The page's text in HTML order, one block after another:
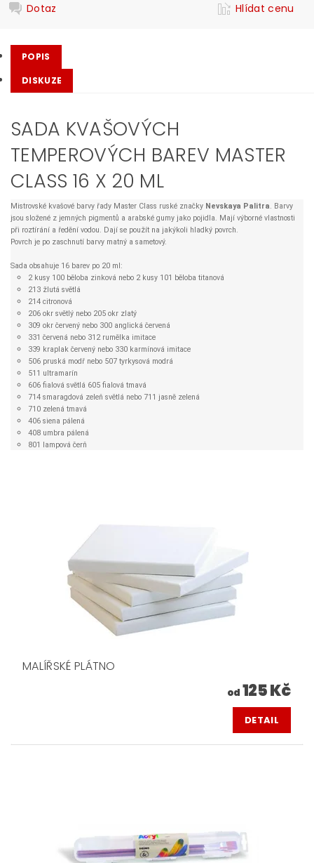
Dotaz
Hlídat cenu
POPIS
DISKUZE
SADA KVAŠOVÝCH
TEMPEROVÝCH BAREV MASTER
CLASS 16 X 20 ML
Mistrovské kvašové barvy řady Master Class ruské značky Nevskaya Palitra. Barvy
jsou složené z jemných pigmentů a arabské gumy jako pojidla. Mají výborné vlastnosti
při roztírání a ředění vodou. Dají se použít na jakýkoli hladký povrch.
Povrch je po zaschnutí barvy matný a sametový.
Sada obsahuje 16 barev po 20 ml:
2 kusy 100 běloba zinková nebo 2 kusy 101 běloba titanová
213 žlutá světlá
214 citronová
206 okr světlý nebo 205 okr zlatý
309 okr červený nebo 300 anglická červená
331 červená nebo 312 rumělka imitace
339 kraplak červený nebo 330 karmínová imitace
506 pruská modř nebo 507 tyrkysová modrá
511 ultramarín
606 fialová světlá 605 fialová tmavá
714 smaragdová zeleň světlá nebo 711 jasně zelená
710 zelená tmavá
406 siena pálená
408 umbra pálená
801 lampová čerň
MALÍŘSKÉ PLÁTNO
od 125 Kč
DETAIL